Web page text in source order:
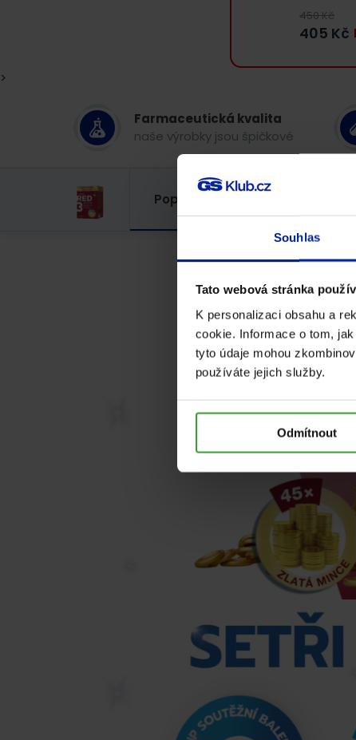
Souhlas
Tato webová stránka
K personalizaci obsahu a
cookie. Informace o tom,
tyto údaje mohou
používáte jejich služby.
Odmítnout
450Kč
405 Kč
>
Farmaceutická kvalita
naše výrobky jsou špičkové
Popis